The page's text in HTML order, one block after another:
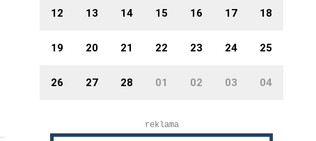
12 13 14 15 16 17 18
19 20 21 22 23 24 25
26 27 28 01 02 03 04
reklama